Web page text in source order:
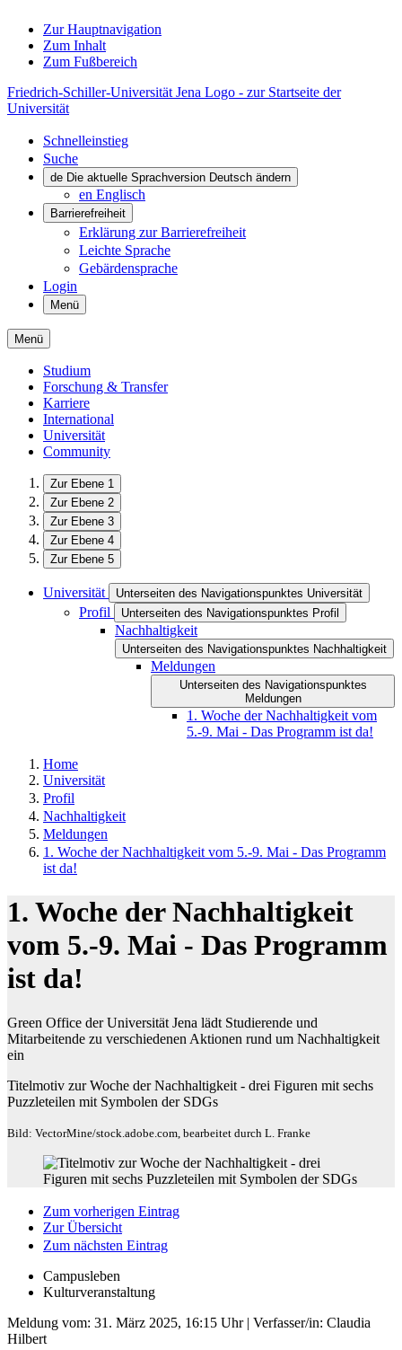
Zur Hauptnavigation
Zum Inhalt
Zum Fußbereich
Friedrich-Schiller-Universität Jena Logo - zur Startseite der
Universität
Schnelleinstieg
Suche
de Die aktuelle Sprachversion Deutsch ändern
en Englisch
Barrierefreiheit
Erklärung zur Barrierefreiheit
Leichte Sprache
Gebärdensprache
Login
Menü
Menü
Studium
Forschung & Transfer
Karriere
International
Universität
Community
Zur Ebene 1
Zur Ebene 2
Zur Ebene 3
Zur Ebene 4
Zur Ebene 5
Universität Unterseiten des Navigationspunktes Universität
Profil Unterseiten des Navigationspunktes Profil
Nachhaltigkeit
Unterseiten des Navigationspunktes Nachhaltigkeit
Meldungen
Unterseiten des Navigationspunktes
Meldungen
1. Woche der Nachhaltigkeit vom
5.-9. Mai - Das Programm ist da!
Home
Universität
Profil
Nachhaltigkeit
Meldungen
1. Woche der Nachhaltigkeit vom 5.-9. Mai - Das Programm
ist da!
1. Woche der Nachhaltigkeit
vom 5.-9. Mai - Das Programm
ist da!
Green Office der Universität Jena lädt Studierende und
Mitarbeitende zu verschiedenen Aktionen rund um Nachhaltigkeit
ein
Titelmotiv zur Woche der Nachhaltigkeit - drei Figuren mit sechs
Puzzleteilen mit Symbolen der SDGs
Bild: VectorMine/stock.adobe.com, bearbeitet durch L. Franke
Zum vorherigen Eintrag
Zur Übersicht
Zum nächsten Eintrag
Campusleben
Kulturveranstaltung
Meldung vom: 31. März 2025, 16:15 Uhr| Verfasser/in: Claudia
Hilbert